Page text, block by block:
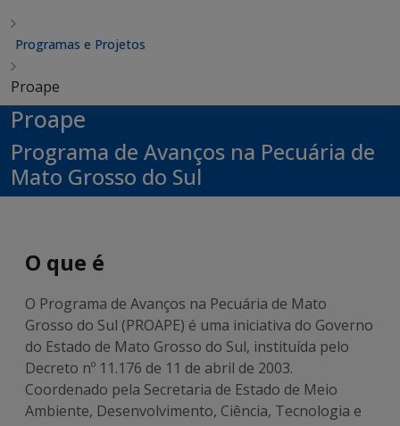
Programas e Projetos
Proape
Proape
Programa de Avanços na Pecuária de
Mato Grosso do Sul
O que é
O Programa de Avanços na Pecuária de Mato
Grosso do Sul (PROAPE) é uma iniciativa do Governo
do Estado de Mato Grosso do Sul, instituída pelo
Decreto nº 11.176 de 11 de abril de 2003.
Coordenado pela Secretaria de Estado de Meio
Ambiente, Desenvolvimento, Ciência, Tecnologia e